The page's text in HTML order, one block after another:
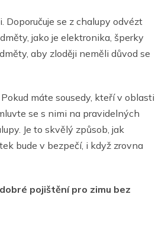
Doporučuje se z chalupy odvézt
jako je elektronika, šperky
aby zloději neměli důvod se
máte sousedy, kteří v oblasti
se s nimi na pravidelných
Je to skvělý způsob, jak
bude v bezpečí, i když zrovna
pojištění pro zimu bez